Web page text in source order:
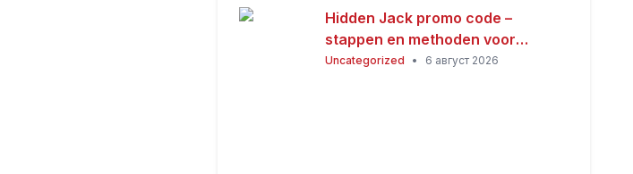
Hidden Jack promo code –
stappen en methoden voor
Nederlandse spelers
Uncategorized • 6 август 2026